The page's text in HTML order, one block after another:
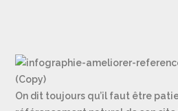
On dit toujours qu’il faut être